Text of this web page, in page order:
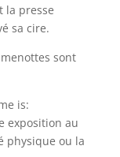
la presse
sa cire.
sont
is:
exposition au
physique ou la